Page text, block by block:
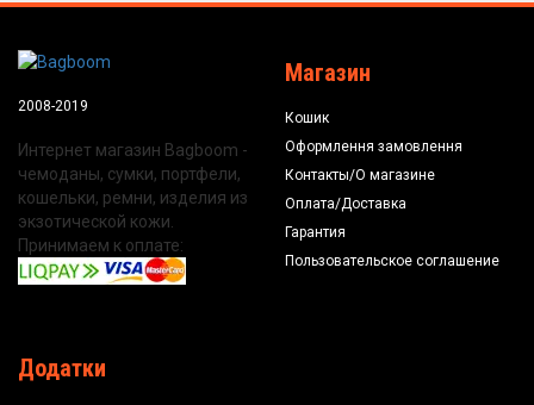
2008-2019
Интернет магазин Bagboom -
чемоданы, сумки, портфели,
кошельки, ремни, изделия из
экзотической кожи.
Принимаем к оплате:
Магазин
Кошик
Оформлення замовлення
Контакты/О магазине
Оплата/Доставка
Гарантия
Пользовательское соглашение
Додатки